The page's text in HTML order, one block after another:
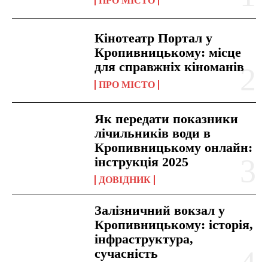
Кінотеатр Портал у
Кропивницькому: місце
для справжніх кіноманів
ПРО МІСТО
Як передати показники
лічильників води в
Кропивницькому онлайн:
інструкція 2025
ДОВІДНИК
Залізничний вокзал у
Кропивницькому: історія,
інфраструктура,
сучасність